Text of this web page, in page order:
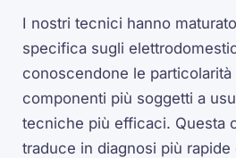
I nostri tecnici hanno
specifica sugli
conoscendone le
componenti più soggetti a
tecniche più efficaci. Questa
traduce in diagnosi più rapide